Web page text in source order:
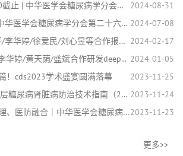
2024-08-31
| 中华医学会糖尿病学分会第二十...
2024-07-08
学会糖尿病学分会第二十六次学术会议
2024-02-17
华婷/徐爱民/刘心昱等合作报道...
2024-01-05
华婷/黄天荫/盛斌合作研发deep...
2023-11-25
！cds2023学术盛宴圆满落幕
2023-11-24
尿病肾脏病防治技术指南（202...
2023-11-23
融合｜中华医学会糖尿病学分会第二十五...
更多>>